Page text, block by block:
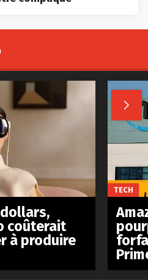

coûterait
à produire
TECH